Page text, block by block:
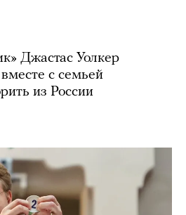
Джастас Уолкер
вместе с семьей
из России